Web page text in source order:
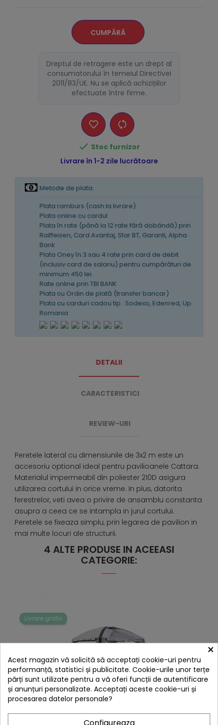
CUMPĂRĂ
Dreptul de retragere este un drept al
consumatorului în temeiul Directivei
2011/83/UE. Nu se aplică achizițiilor
efectuate între firme.
 Stoc furnizor
Livrare în 1-2 zile lucrătoare
Metode de plata:
Plata ramburs (cash la livrare)
Plata online cu cardul
Plata în rate (pănă la 12 rate fără dobândă) prin
Raiffeisen, Card Avantaj, Star BT, Garanti, Alpha
Bank
Plata Oney în 3 sau 4 rate prin card de debit
(inclusiv card de salariu) pentru cumpărături de
minimum 450 lei.
Rate online prin TBI BANK
Plata cu Ordin de plată (transfer bancar)
Plata cu carduri cadou tip : Sodexo, Edenred, Up
Romania
DETALII
CARACTERISTICI
REVIEW-URI
Peretele lateral cu dimensiunile de 3x2 m este un
accesoriu optional ideal pentru pavilioanele Cattara.
Materialul impermeabil din poliester 210D asigura
utilizarea cortului in orice vreme. In plus, datorita
ferestrelor, veti avea o privire de ansamblu constanta
asupra a ceea ce se intampla in jurul cortului.
Peretele se fixeaza simplu, prin legarea de pavilion in
mai multe locuri ale structurii.
4 ALTE PRODUSE IN ACEEASI
CATEGORIE:
Livrare gratis
×
Acest magazin vă solicită să acceptați cookie-uri pentru
performanță, statistici și publicitate. Cookie-urile unor terțe
părți sunt utilizate pentru a vă oferi funcții de autentificare
și anunțuri personalizate. Acceptați aceste cookie-uri și
procesarea datelor personale?
Configureaza